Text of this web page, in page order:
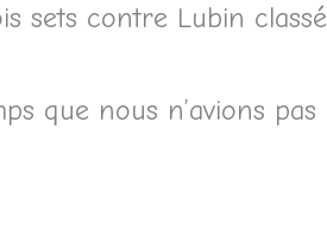
sets contre Lubin classé
que nous n’avions pas